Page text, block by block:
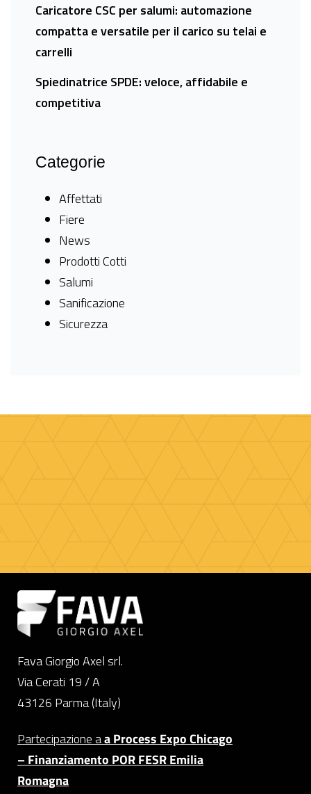
Caricatore CSC per salumi: automazione
compatta e versatile per il carico su telai e
carrelli
Spiedinatrice SPDE: veloce, affidabile e
competitiva
Categorie
Affettati
Fiere
News
Prodotti Cotti
Salumi
Sanificazione
Sicurezza
Fava Giorgio Axel srl.
Via Cerati 19 / A
43126 Parma (Italy)
Partecipazione aa Process Expo Chicago
– Finanziamento POR FESR Emilia
Romagna